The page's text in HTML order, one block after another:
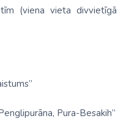
(viena vieta divvietīgā
Pura-Besakih”